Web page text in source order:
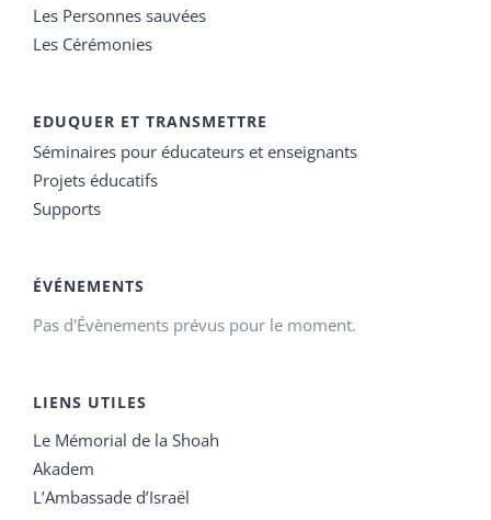
Les Personnes sauvées
Les Cérémonies
EDUQUER ET TRANSMETTRE
Séminaires pour éducateurs et enseignants
Projets éducatifs
Supports
ÉVÉNEMENTS
Pas d'Évènements prévus pour le moment.
LIENS UTILES
Le Mémorial de la Shoah
Akadem
L’Ambassade d’Israël